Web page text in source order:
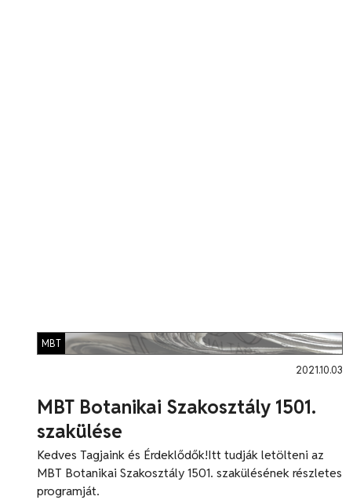
MBT Botanikai Szakosztály 1501.
szakülése
MBT
2021.10.03
Kedves Tagjaink és Érdeklődők!Itt tudják letölteni az
MBT Botanikai Szakosztály 1501. szakülésének részletes
programját.